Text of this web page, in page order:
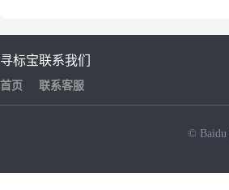
寻标宝
首页
联系我们
联系客服
© Baidu